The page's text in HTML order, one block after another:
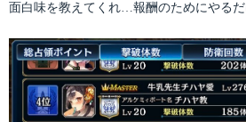
面白味を教えてくれ…報酬のためにやる